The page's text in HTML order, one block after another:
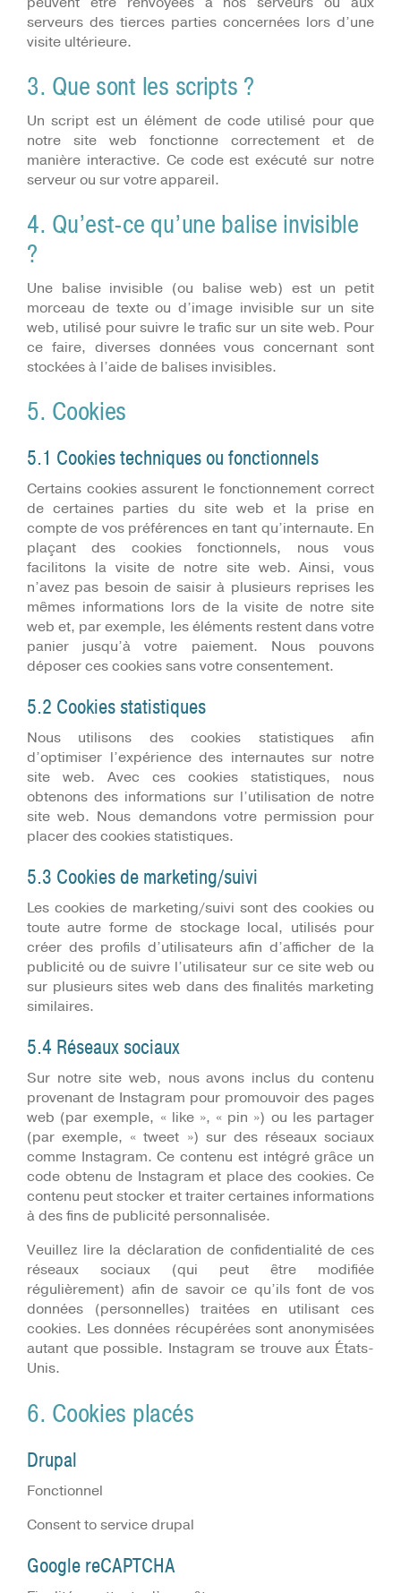
serveurs des tierces parties concernées lors d’une
visite ultérieure.
3. Que sont les scripts ?
Un script est un élément de code utilisé pour que
notre site web fonctionne correctement et de
manière interactive. Ce code est exécuté sur notre
serveur ou sur votre appareil.
4. Qu’est-ce qu’une balise invisible
?
Une balise invisible (ou balise web) est un petit
morceau de texte ou d’image invisible sur un site
web, utilisé pour suivre le trafic sur un site web. Pour
ce faire, diverses données vous concernant sont
stockées à l’aide de balises invisibles.
5. Cookies
5.1 Cookies techniques ou fonctionnels
Certains cookies assurent le fonctionnement correct
de certaines parties du site web et la prise en
compte de vos préférences en tant qu’internaute. En
plaçant des cookies fonctionnels, nous vous
facilitons la visite de notre site web. Ainsi, vous
n’avez pas besoin de saisir à plusieurs reprises les
mêmes informations lors de la visite de notre site
web et, par exemple, les éléments restent dans votre
panier jusqu’à votre paiement. Nous pouvons
déposer ces cookies sans votre consentement.
5.2 Cookies statistiques
Nous utilisons des cookies statistiques afin
d’optimiser l’expérience des internautes sur notre
site web. Avec ces cookies statistiques, nous
obtenons des informations sur l’utilisation de notre
site web. Nous demandons votre permission pour
placer des cookies statistiques.
5.3 Cookies de marketing/suivi
Les cookies de marketing/suivi sont des cookies ou
toute autre forme de stockage local, utilisés pour
créer des profils d’utilisateurs afin d’afficher de la
publicité ou de suivre l’utilisateur sur ce site web ou
sur plusieurs sites web dans des finalités marketing
similaires.
5.4 Réseaux sociaux
Sur notre site web, nous avons inclus du contenu
provenant de Instagram pour promouvoir des pages
web (par exemple, « like », « pin ») ou les partager
(par exemple, « tweet ») sur des réseaux sociaux
comme Instagram. Ce contenu est intégré grâce un
code obtenu de Instagram et place des cookies. Ce
contenu peut stocker et traiter certaines informations
à des fins de publicité personnalisée.
Veuillez lire la déclaration de confidentialité de ces
réseaux sociaux (qui peut être modifiée
régulièrement) afin de savoir ce qu’ils font de vos
données (personnelles) traitées en utilisant ces
cookies. Les données récupérées sont anonymisées
autant que possible. Instagram se trouve aux États-
Unis.
6. Cookies placés
Drupal
Fonctionnel
Consent to service drupal
Google reCAPTCHA